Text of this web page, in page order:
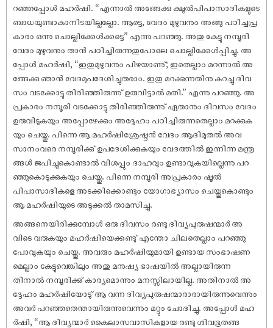
റഞ്ഞപ്പോൾ മഹർ‌ഷി. “എന്നാൽ അങ്ങേക്കു ക്ഷൂൽപിപാസാദികളുടെ
ബാധയുണ്ടാകാനിടയില്ലല്ലോ. ആട്ടെ, വേദം മുഴുവനും അങ്ങു പഠിച്ചപ്ര
കാരം ഒന്നു ചൊല്ലിക്കേൾക്കട്ടെ” എന്നു പറഞ്ഞു. അതു കേട്ടു നമ്പൂരി
വേദം മുഴുവനും താൻ പഠിച്ചിരുന്നതുപോലെ ചൊല്ലിക്കേൾപ്പിച്ചു. അ
പ്പോൾ മഹർ‌ഷി, “ഇതുമുഴുവനും പിഴയാണു്; ഇതെല്ലാം മറന്നാൽ അ
ങ്ങേക്കു ഞാൻ വേദമുപദേശിച്ചുതരാം. ഇതു മറക്കുന്നതിനു കുറച്ചു ദിവ
സം വടക്കോട്ടു തിരിഞ്ഞിരുന്നു് ഉരുവിട്ടാൽ മതി.” എന്നു പറഞ്ഞു. അ
പ്രകാരം നമ്പൂരി വടക്കോട്ടു തിരിഞ്ഞിരുന്നു് ഏതാനും ദിവസം വേദം
ഉരുവിടുകയും അപ്പോഴേക്കും അദ്ദേഹം പഠിച്ചിരുന്നതെല്ലാം മറക്കുക
യും ചെയ്തു. പിന്നെ ആ മഹർ‌ഷിശ്രേഷ്ഠൻ വേദം ആദിമുതൽ അവ
സാനംവരെ നമ്പൂരിക്കു് ഉപദേശിക്കുകയും വേദത്തിൽ ഇന്നിന്ന മന്ത്ര
ങ്ങൾ ജപിച്ചുകൊണ്ടാൽ വിശപ്പും ദാഹവും ഉണ്ടാവുകയില്ലെന്നു പറ
ഞ്ഞുകൊടുക്കുകയും ചെയ്തു. പിന്നെ നമ്പൂരി അപ്രകാരം ഷൂൽ
പിപാസാദികളെ അടക്കിക്കൊണ്ടും യോഗാഭ്യാസം ചെയ്തുകൊണ്ടും
ആ മഹർ‌ഷിയുടെ അടുക്കൽ താമസിച്ചു.
അങ്ങനെയിരിക്കുമ്പോൾ ഒരു ദിവസം രണ്ടു ദിവ്യപുരു‌ഷന്മാർ അ
വിടെ വരുകയും മഹർ‌ഷിയെക്കണ്ടു് എന്തോ ചിലതെല്ലാം പറഞ്ഞു
പോവുകയും ചെയ്തു. അവരും മഹർ‌ഷിയുമായി ഉണ്ടായ സംഭാ‌ഷണ
മെല്ലാം കേട്ടുവെങ്കിലും അതു മനു‌ഷ്യ ഭാ‌ഷയിൽ അല്ലായിരുന്ന
തിനാൽ നമ്പൂരിക്കു് കാര്യമൊന്നും മനസ്സിലായില്ല. അതിനാൽ അ
ദ്ദേഹം മഹർ‌ഷിയോടു് ആ വന്ന ദിവ്യപുരു‌ഷന്മാരാരായിരുന്നുവെന്നും
അവർ പറഞ്ഞതെന്തായിരുന്നുവെന്നും മറ്റും ചോദിച്ചു. അപ്പോൾ മഹ
ർ‌ഷി, “ആ ദിവ്യന്മാർ കൈലാസവാസികളായ രണ്ടു ശിവഭൂതങ്ങ